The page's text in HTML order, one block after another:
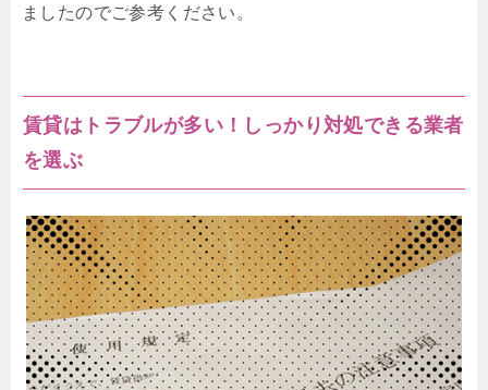
ましたのでご参考ください。
賃貸はトラブルが多い！しっかり対処できる業者
を選ぶ